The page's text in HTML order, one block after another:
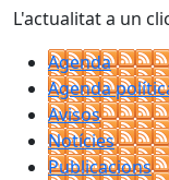
L'actualitat a un
Agenda
Agenda
Avisos
Notícies
Publicacions